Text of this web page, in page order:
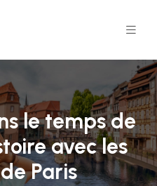
le temps de
avec les
Paris